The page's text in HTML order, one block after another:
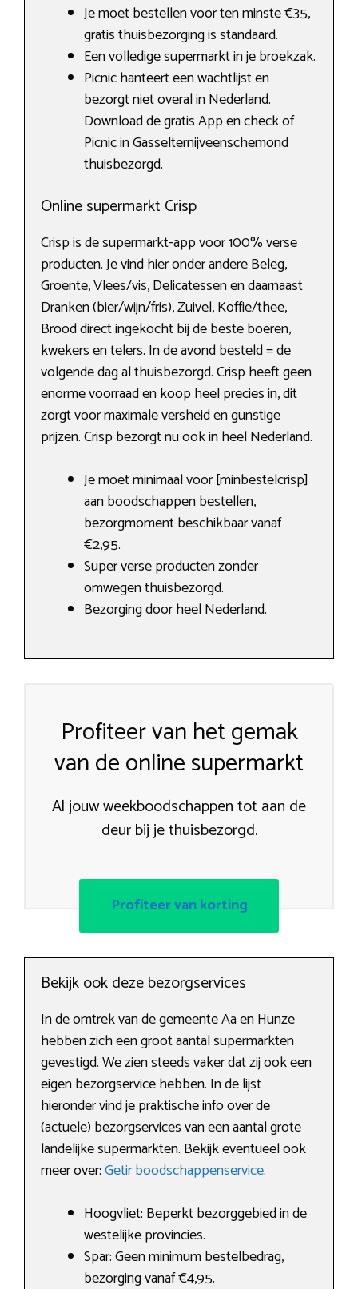
Je moet bestellen voor ten minste €35,
gratis thuisbezorging is standaard.
Een volledige supermarkt in je broekzak.
Picnic hanteert een wachtlijst en
bezorgt niet overal in Nederland.
Download de gratis App en check of
Picnic in Gasselternijveenschemond
thuisbezorgd.
Online supermarkt Crisp
Crisp is de supermarkt-app voor 100% verse
producten. Je vind hier onder andere Beleg,
Groente, Vlees/vis, Delicatessen en daarnaast
Dranken (bier/wijn/fris), Zuivel, Koffie/thee,
Brood direct ingekocht bij de beste boeren,
kwekers en telers. In de avond besteld = de
volgende dag al thuisbezorgd. Crisp heeft geen
enorme voorraad en koop heel precies in, dit
zorgt voor maximale versheid en gunstige
prijzen. Crisp bezorgt nu ook in heel Nederland.
Je moet minimaal voor [minbestelcrisp]
aan boodschappen bestellen,
bezorgmoment beschikbaar vanaf
€2,95.
Super verse producten zonder
omwegen thuisbezorgd.
Bezorging door heel Nederland.
Profiteer van het gemak
van de online supermarkt
Al jouw weekboodschappen tot aan de
deur bij je thuisbezorgd.
Profiteer van korting
Bekijk ook deze bezorgservices
In de omtrek van de gemeente Aa en Hunze
hebben zich een groot aantal supermarkten
gevestigd. We zien steeds vaker dat zij ook een
eigen bezorgservice hebben. In de lijst
hieronder vind je praktische info over de
(actuele) bezorgservices van een aantal grote
landelijke supermarkten. Bekijk eventueel ook
meer over:Getir boodschappenservice.
Hoogvliet: Beperkt bezorggebied in de
westelijke provincies.
Spar: Geen minimum bestelbedrag,
bezorging vanaf €4,95.